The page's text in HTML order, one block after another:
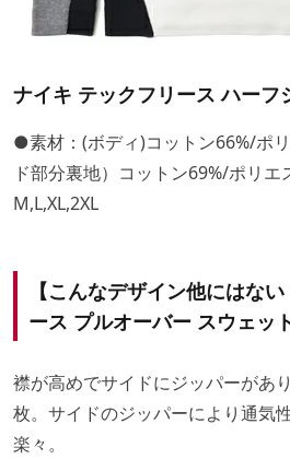
ナイキ テックフリース ハーフ
●素材：(ボディ)コットン66%/ポ
ド部分裏地）コットン69%/ポリ
M,L,XL,2XL
【こんなデザイン他にはな
ース プルオーバー スウェッ
襟が高めでサイドにジッパーがあ
枚。サイドのジッパーにより通気
楽々。